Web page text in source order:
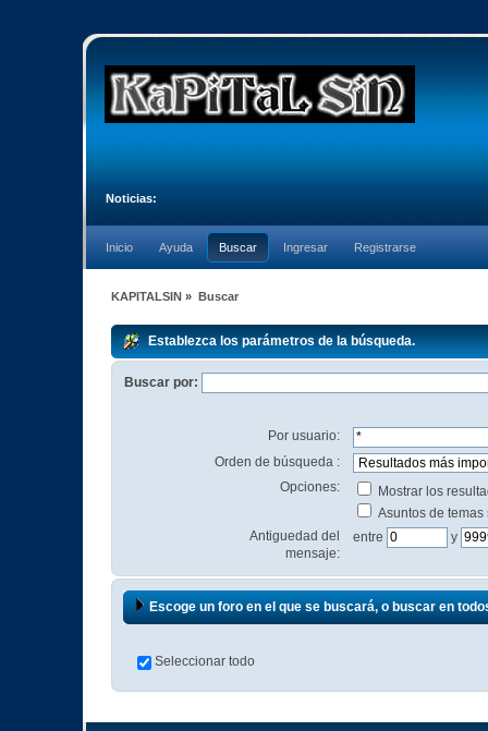
Noticias:
Inicio Ayuda Buscar Ingresar Registrarse
KAPITALSIN » Buscar
Establezca los parámetros de la búsqueda.
Buscar por:
Por usuario:
Orden de búsqueda :
Opciones:
Mostrar los
Asuntos de temas
Antiguedad del
mensaje:
entre y
Escoge un foro en el que se buscará, o buscar en
Seleccionar todo